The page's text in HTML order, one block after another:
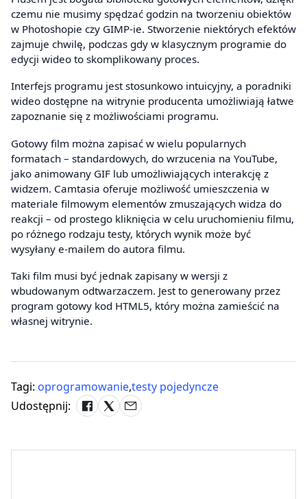
czemu nie musimy spędzać godzin na tworzeniu obiektów
w Photoshopie czy GIMP-ie. Stworzenie niektórych efektów
zajmuje chwilę, podczas gdy w klasycznym programie do
edycji wideo to skomplikowany proces.
Interfejs programu jest stosunkowo intuicyjny, a poradniki
wideo dostępne na witrynie producenta umożliwiają łatwe
zapoznanie się z możliwościami programu.
Gotowy film można zapisać w wielu popularnych
formatach – standardowych, do wrzucenia na YouTube,
jako animowany GIF lub umożliwiających interakcję z
widzem. Camtasia oferuje możliwość umieszczenia w
materiale filmowym elementów zmuszających widza do
reakcji – od prostego kliknięcia w celu uruchomieniu filmu,
po różnego rodzaju testy, których wynik może być
wysyłany e-mailem do autora filmu.
Taki film musi być jednak zapisany w wersji z
wbudowanym odtwarzaczem. Jest to generowany przez
program gotowy kod HTML5, który można zamieścić na
własnej witrynie.
Tagi: oprogramowanie,testy pojedyncze
Udostępnij: